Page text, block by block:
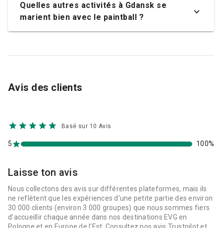
Quelles autres activités à Gdansk se
marient bien avec le paintball ?
Avis des clients
Basé sur 10 Avis
5 100%
Laisse ton avis
Nous collectons des avis sur différentes plateformes, mais ils
ne reflètent que les expériences d'une petite partie des environ
30 000 clients (environ 3 000 groupes) que nous sommes fiers
d'accueillir chaque année dans nos destinations EVG en